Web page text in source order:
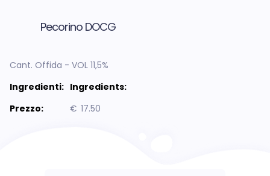
Pecorino DOCG
Cant. Offida - VOL 11,5%
Ingredienti: Ingredients:
Prezzo:
€ 17.50